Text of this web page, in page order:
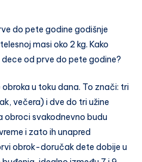
do pete godine godišnje
masi oko 2 kg. Kako
od prve do pete godine?
u toku dana. To znači: tri
večera) i dve do tri užine
obroci svakodnevno budu
i zato ih unapred
obrok-doručak dete dobije u